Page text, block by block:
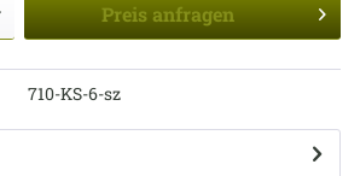
Preis anfragen
710-KS-6-sz